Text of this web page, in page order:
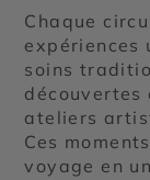
Chaque
expériences
soins
ateliers
Ces
voyage en